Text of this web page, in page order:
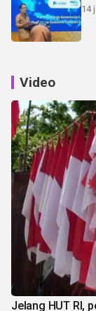
14
Video
Jelang HUT RI,